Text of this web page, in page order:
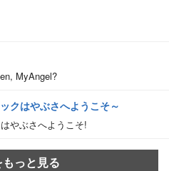
MyAngel?
クはやぶさへようこそ～
やぶさへようこそ!
っと見る